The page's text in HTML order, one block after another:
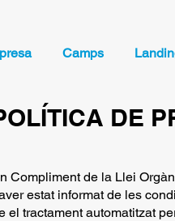
Camps
DE
Compliment de la Llei
estat informat de les
el tractament automatitzat